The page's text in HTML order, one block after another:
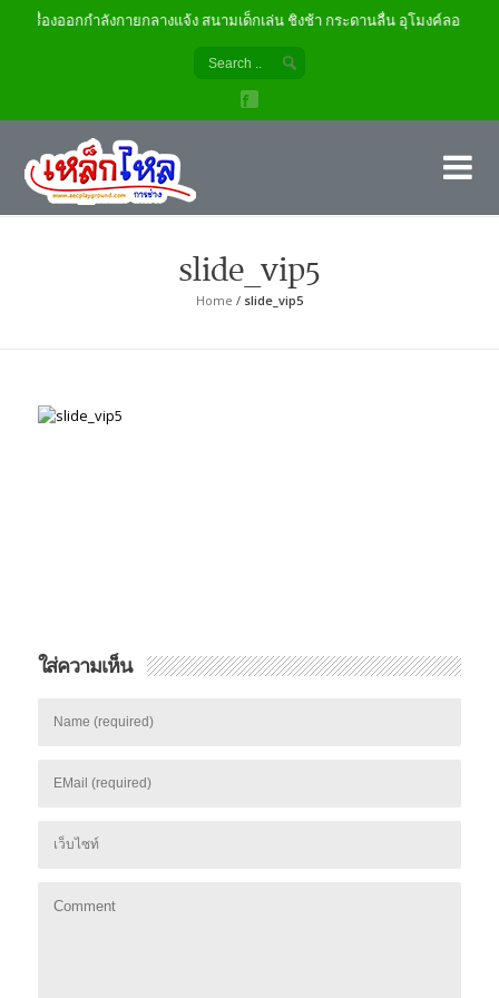
เครื่องออกกำลังกายกลางแจ้ง สนามเด็กเล่น ชิงช้า กระดานลื่น อุโมงค์ลอด
slide_vip5
Home / slide_vip5
ใส่ความเห็น